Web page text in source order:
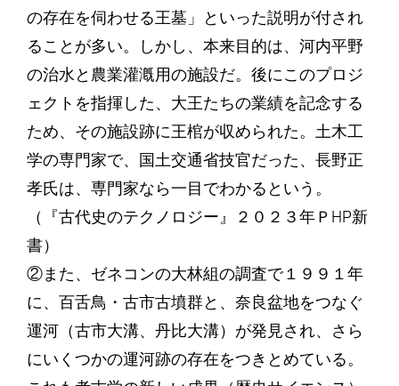
の存在を伺わせる王墓」といった説明が付され
ることが多い。しかし、本来目的は、河内平野
の治水と農業灌漑用の施設だ。後にこのプロジ
ェクトを指揮した、大王たちの業績を記念する
ため、その施設跡に王棺が収められた。土木工
学の専門家で、国土交通省技官だった、長野正
孝氏は、専門家なら一目でわかるという。
（『古代史のテクノロジー』２０２３年ＰHP新
書）
②また、ゼネコンの大林組の調査で１９９１年
に、百舌鳥・古市古墳群と、奈良盆地をつなぐ
運河（古市大溝、丹比大溝）が発見され、さら
にいくつかの運河跡の存在をつきとめている。